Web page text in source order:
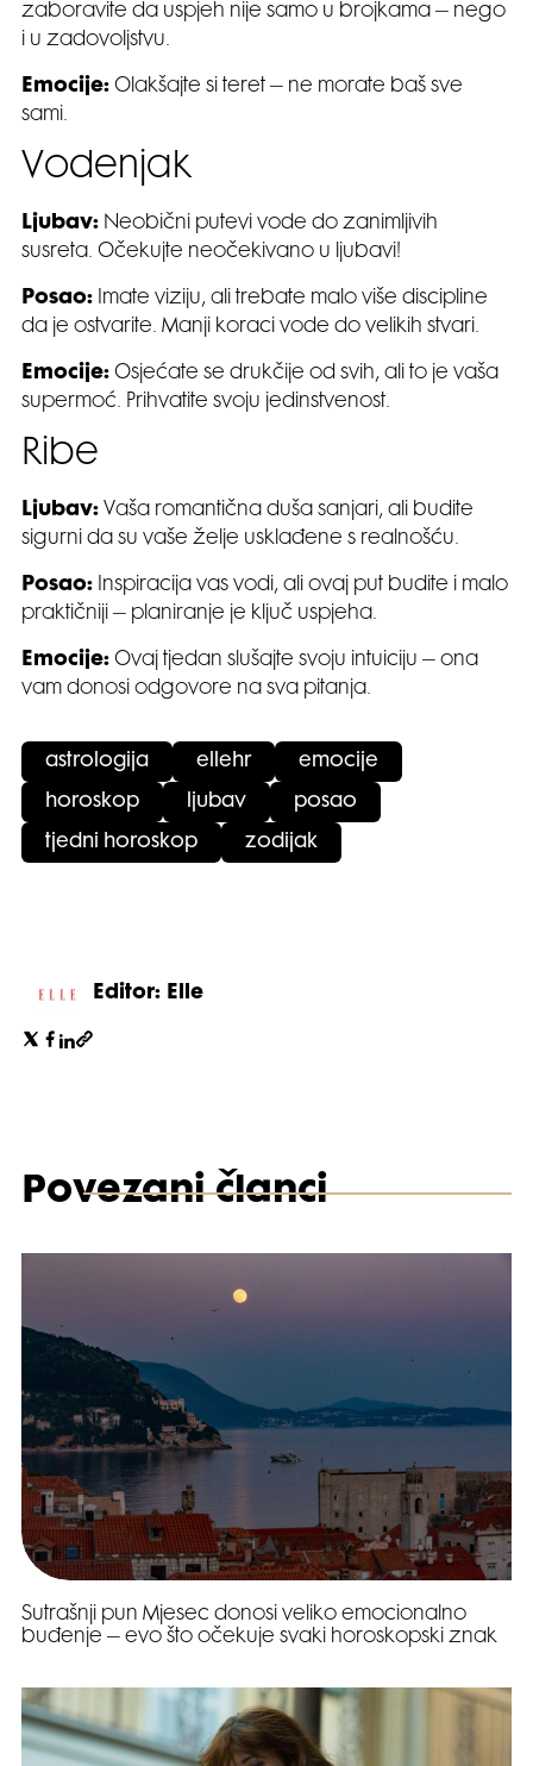
zaboravite da uspjeh nije samo u brojkama – nego
i u zadovoljstvu.
Emocije: Olakšajte si teret – ne morate baš sve
sami.
Vodenjak
Ljubav: Neobični putevi vode do zanimljivih
susreta. Očekujte neočekivano u ljubavi!
Posao: Imate viziju, ali trebate malo više discipline
da je ostvarite. Manji koraci vode do velikih stvari.
Emocije: Osjećate se drukčije od svih, ali to je vaša
supermoć. Prihvatite svoju jedinstvenost.
Ribe
Ljubav: Vaša romantična duša sanjari, ali budite
sigurni da su vaše želje usklađene s realnošću.
Posao: Inspiracija vas vodi, ali ovaj put budite i malo
praktičniji – planiranje je ključ uspjeha.
Emocije: Ovaj tjedan slušajte svoju intuiciju – ona
vam donosi odgovore na sva pitanja.
astrologija ellehr emocije
horoskop ljubav posao
tjedni horoskop zodijak
Editor: Elle
Povezani članci
Sutrašnji pun Mjesec donosi veliko emocionalno
buđenje – evo što očekuje svaki horoskopski znak